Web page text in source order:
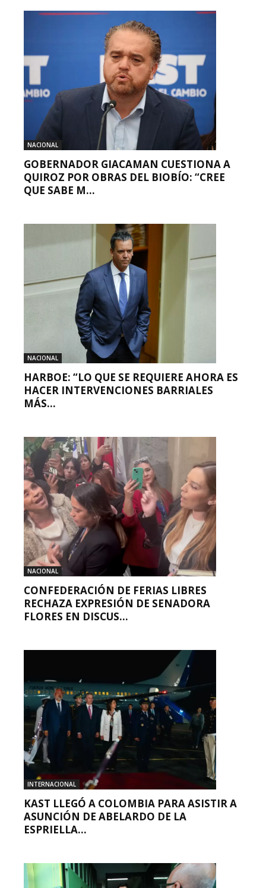
NACIONAL
GOBERNADOR GIACAMAN CUESTIONA A
QUIROZ POR OBRAS DEL BIOBÍO: “CREE
QUE SABE M...
NACIONAL
HARBOE: “LO QUE SE REQUIERE AHORA ES
HACER INTERVENCIONES BARRIALES
MÁS...
NACIONAL
CONFEDERACIÓN DE FERIAS LIBRES
RECHAZA EXPRESIÓN DE SENADORA
FLORES EN DISCUS...
INTERNACIONAL
KAST LLEGÓ A COLOMBIA PARA ASISTIR A
ASUNCIÓN DE ABELARDO DE LA
ESPRIELLA...